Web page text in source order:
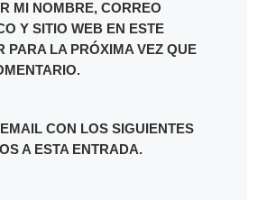
MI NOMBRE, CORREO
Y SITIO WEB EN ESTE
PARA LA PRÓXIMA VEZ QUE
CON LOS SIGUIENTES
A ESTA ENTRADA.